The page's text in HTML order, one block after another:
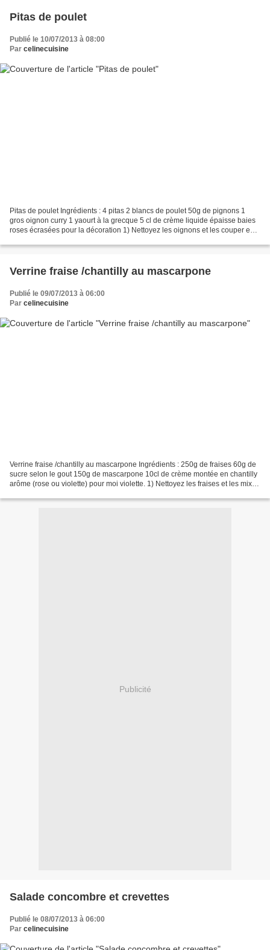
Pitas de poulet
Publié le 10/07/2013 à 08:00
Par celinecuisine
Pitas de poulet Ingrédients : 4 pitas 2 blancs de poulet 50g de pignons 1
gros oignon curry 1 yaourt à la grecque 5 cl de crème liquide épaisse baies
roses écrasées pour la décoration 1) Nettoyez les oignons et les couper en
Verrine fraise /chantilly au mascarpone
Publié le 09/07/2013 à 06:00
Par celinecuisine
Verrine fraise /chantilly au mascarpone Ingrédients : 250g de fraises 60g de
sucre selon le gout 150g de mascarpone 10cl de crème montée en chantilly
arôme (rose ou violette) pour moi violette. 1) Nettoyez les fraises et les mixez
Publicité
Salade concombre et crevettes
Publié le 08/07/2013 à 06:00
Par celinecuisine